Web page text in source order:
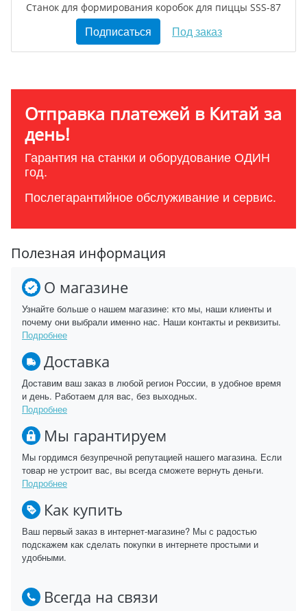
Станок для формирования коробок для пиццы SSS-87
Подписаться Под заказ
Отправка платежей в Китай за
день!
Гарантия на станки и оборудование ОДИН
год.
Послегарантийное обслуживание и сервис.
Полезная информация
О магазине
Узнайте больше о нашем магазине: кто мы, наши клиенты и
почему они выбрали именно нас. Наши контакты и реквизиты.
Подробнее
Доставка
Доставим ваш заказ в любой регион России, в удобное время
и день. Работаем для вас, без выходных.
Подробнее
Мы гарантируем
Мы гордимся безупречной репутацией нашего магазина. Если
товар не устроит вас, вы всегда сможете вернуть деньги.
Подробнее
Как купить
Ваш первый заказ в интернет-магазине? Мы с радостью
подскажем как сделать покупки в интернете простыми и
удобными.
Всегда на связи